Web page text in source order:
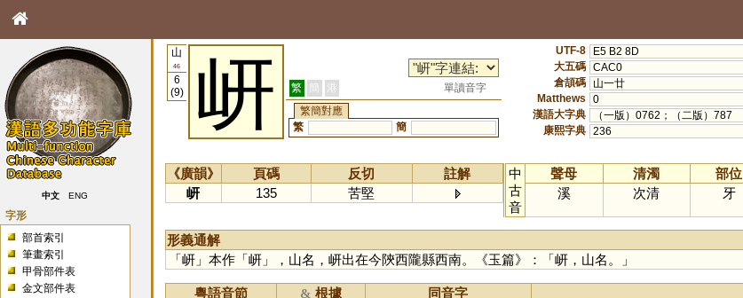
中文 ENG
字形
部首索引
筆畫索引
甲骨部件表
金文部件表
山
46
6
(9)
岍 繁 簡 港
單讀音字
繁簡對應
繁
簡
UTF-8
E5 B2 8D
大五碼 CAC0
倉頡碼
山一廿
Matthews
0
漢語大字典
（一版）0762；（二版）787
康熙字典 236
《廣韻》 頁碼 反切
註解
岍
135 苦堅
中
古
音
聲母 清濁 部位
溪
次清 牙
形義通解
「 岍」本作「 岍」，山名，岍出在今陝西隴縣西南。《玉篇》：「岍，山名。」
粵語音節 & 根據 同音字